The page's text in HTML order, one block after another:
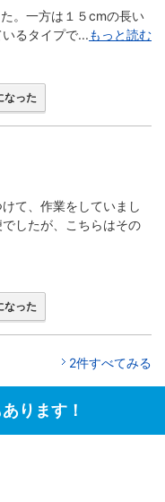
。一方は１５cmの長い
るタイプで...もっと読む
なった
て、作業をしていまし
したが、こちらはその
なった
2件すべてみる
ります！